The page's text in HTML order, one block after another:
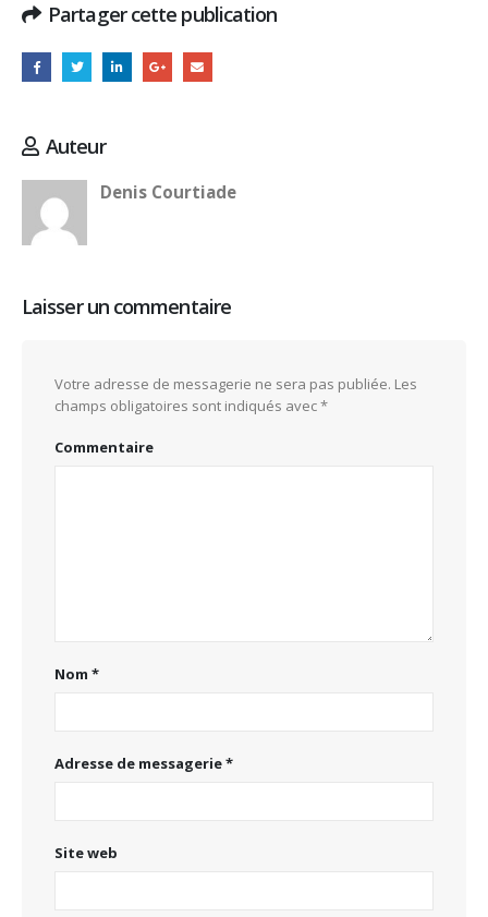
Partager cette publication
Auteur
Denis Courtiade
Laisser un commentaire
Votre adresse de messagerie ne sera pas publiée. Les
champs obligatoires sont indiqués avec*
Commentaire
Nom *
Adresse de messagerie*
Site web